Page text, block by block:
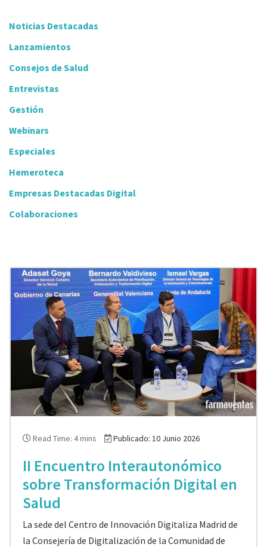
Noticias Destacadas
Lanzamientos
Consejos de Salud
Entrevistas
Gestión
Webinars
Especiales
Hemeroteca
Empresas Destacadas Digital
Colaboraciones
Read Time: 4 mins Publicado: 10 Junio 2026
II Encuentro Interautonómico
sobre Transformación Digital en
Salud
La sede del Centro de Innovación Digitaliza Madrid de
la Consejería de Digitalización de la Comunidad de